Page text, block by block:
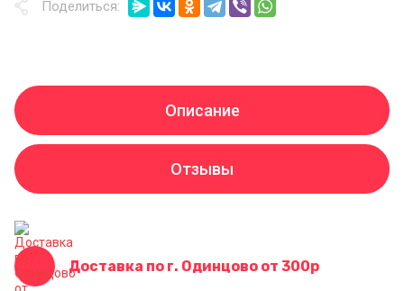
Поделиться:
Описание
Отзывы
Доставка по г. Одинцово от 300р